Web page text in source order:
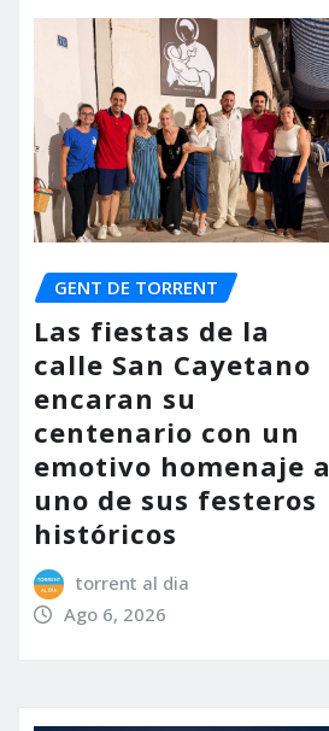
GENT DE TORRENT
Las fiestas de la
calle San Cayetano
encaran su
centenario con un
emotivo homenaje a
uno de sus festeros
históricos
torrent al dia
Ago 6, 2026